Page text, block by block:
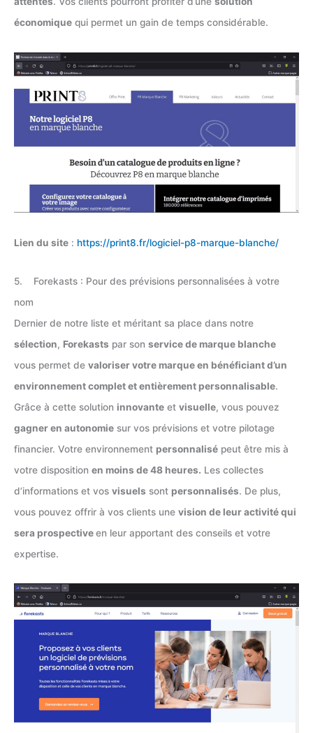
économique qui permet un gain de temps considérable.
Lien du site : https://print8.fr/logiciel-p8-marque-blanche/
5. Forekasts : Pour des prévisions personnalisées à votre
nom
Dernier de notre liste et méritant sa place dans notre
sélection, Forekasts par son service de marque blanche
vous permet de valoriser votre marque en bénéficiant d’un
environnement complet et entièrement personnalisable.
Grâce à cette solution innovante et visuelle, vous pouvez
gagner en autonomie sur vos prévisions et votre pilotage
financier. Votre environnement personnalisé peut être mis à
votre disposition en moins de 48 heures. Les collectes
d’informations et vos visuels sont personnalisés. De plus,
vous pouvez offrir à vos clients une vision de leur activité qui
sera prospectiveen leur apportant des conseils et votre
expertise.